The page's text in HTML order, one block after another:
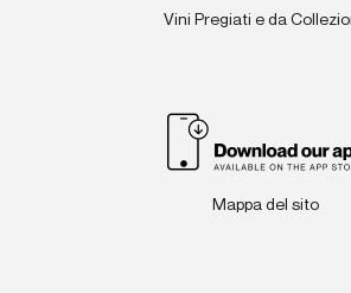
Vini Pregiati e da
Mappa del sito